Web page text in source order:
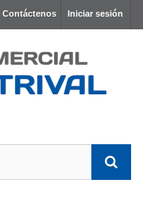
Iniciar sesión
Contáctenos